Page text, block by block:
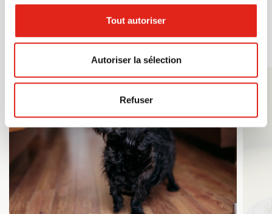
Tout autoriser
Autoriser la sélection
Refuser